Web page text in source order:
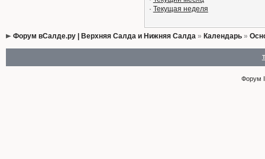
· Текущая неделя
Форум вСалде.ру | Верхняя Салда и Нижняя Салда» Календарь»
Форум